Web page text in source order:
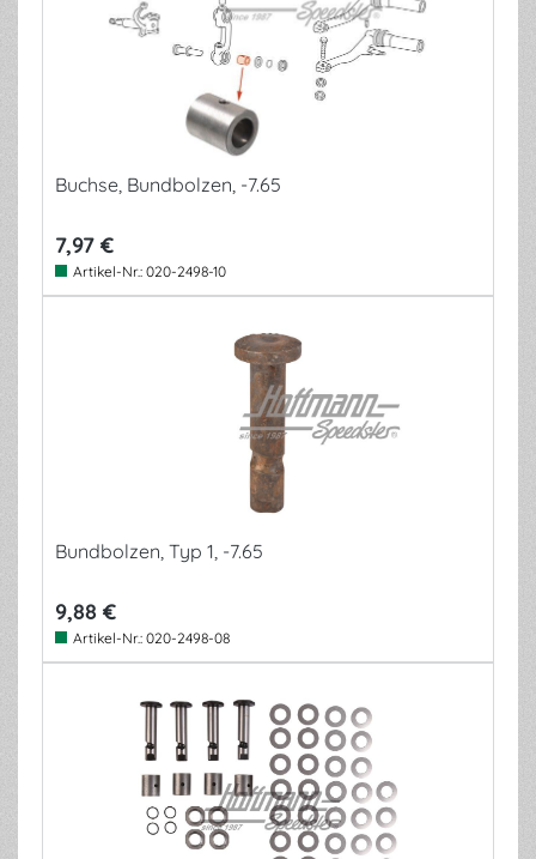
Buchse, Bundbolzen, -7.65
7,97 €
Artikel-Nr.: 020-2498-10
Bundbolzen, Typ 1, -7.65
9,88 €
Artikel-Nr.: 020-2498-08